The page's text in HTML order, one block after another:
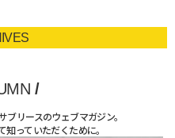
/
リースのウェブマガジン。
っていただくために。